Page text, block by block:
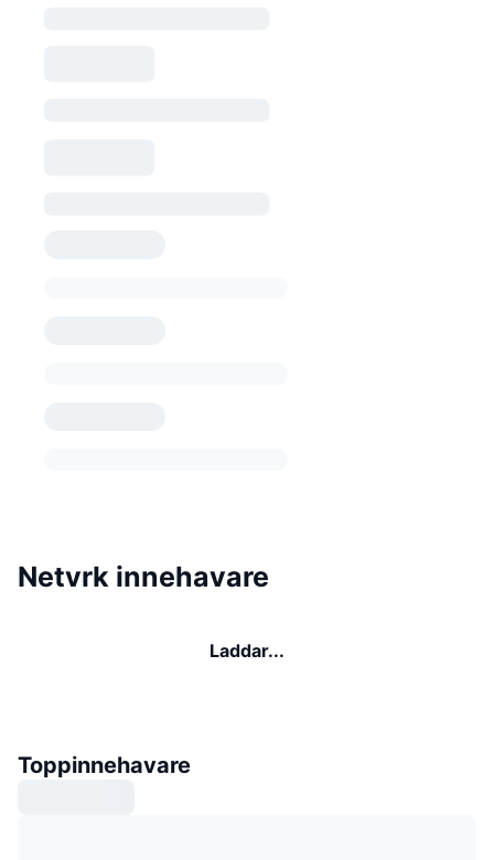
Netvrk innehavare
Laddar...
Toppinnehavare